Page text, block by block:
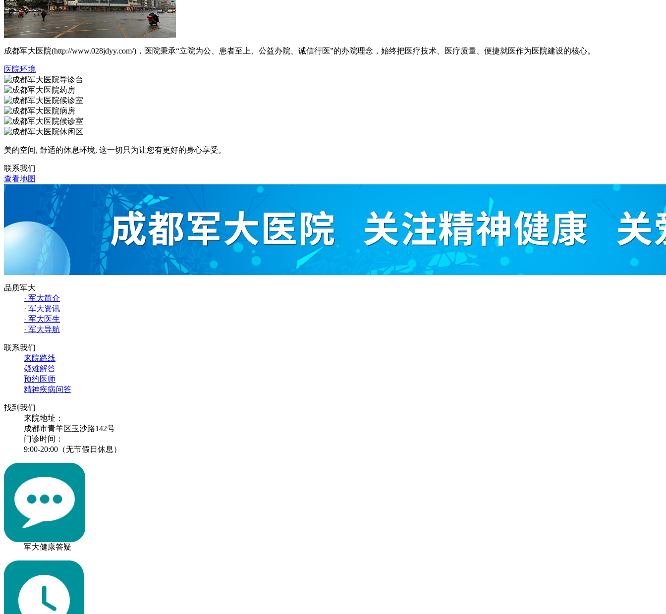
成都军大医院(http://www.028jdyy.com/)，医院秉承“立院为公、患者至上、公益办院、诚信行医”的办院理念，始终把医疗技术、医疗质量、便捷就医作为医院建设的核心。
医院环境
美的空间, 舒适的休息环境, 这一切只为让您有更好的身心享受。
联系我们
查看地图
品质军大
· 军大简介
· 军大资讯
· 军大医生
· 军大导航
联系我们
来院路线
疑难解答
预约医师
精神疾病问答
找到我们
来院地址：
成都市青羊区玉沙路142号
门诊时间：
9:00-20:00（无节假日休息）
军大健康答疑